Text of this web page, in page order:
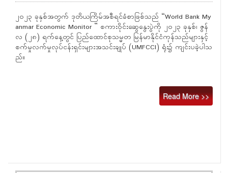
၂၀၂၃ ခုနှစ်အတွက် ဒုတိယကြိမ်အစီရင်ခံစာဖြစ်သည် “World Bank My
anmar Economic Monitor ” စကားဝိုင်းဆွေနွေးပွဲကို ၂၀၂၃ ခုနှစ်၊ ဇွန်
လ (၂၈) ရက်နေ့တွင် ပြည်ထောင်စုသမ္မတ မြန်မာနိုင်ငံကုန်သည်များနှင့်
စက်မှုလက်မှုလုပ်ငန်းရှင်းများအသင်းချုပ် (UMFCCI) ရုံး၌ ကျင်းပခဲ့ပါသ
ည်။
Read More >>